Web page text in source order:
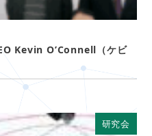
Kevin O’Connell（ケビ
研究会